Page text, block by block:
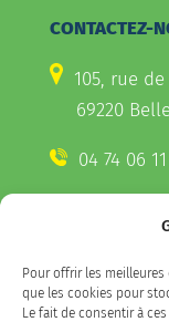
Pour offrir les
que les cookies pour
Le fait de consentir à
CONTACTEZ-
105, rue
69220
04 74 06 11
CONTACTEZ-
sur